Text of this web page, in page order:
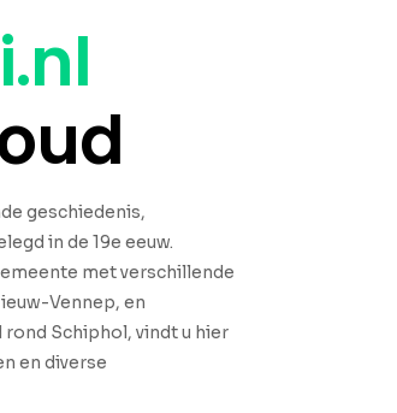
geschiedenis,
in de 19e eeuw.
met verschillende
Vennep, en
Schiphol, vindt u hier
en diverse